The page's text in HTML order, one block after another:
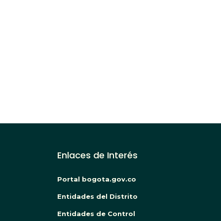
Enlaces de Interés
Portal bogota.gov.co
Entidades del Distrito
Entidades de Control